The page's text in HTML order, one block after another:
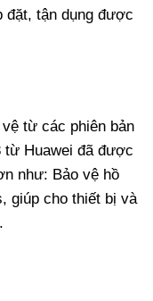
đặt, tận dụng được
từ các phiên bản
từ Huawei đã được
như: Bảo vệ hồ
giúp cho thiết bị và